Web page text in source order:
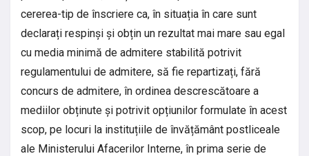
cererea-tip de înscriere ca, în situația în care sunt
declarați respinși și obțin un rezultat mai mare sau egal
cu media minimă de admitere stabilită potrivit
regulamentului de admitere, să fie repartizați, fără
concurs de admitere, în ordinea descrescătoare a
mediilor obținute și potrivit opțiunilor formulate în acest
scop, pe locuri la instituțiile de învățământ postliceale
ale Ministerului Afacerilor Interne, în prima serie de